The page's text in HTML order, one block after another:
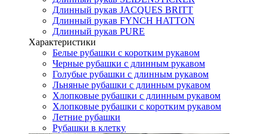
Длинный рукав JAСQUES BRITT
Длинный рукав FYNCH HATTON
Длинный рукав PURE
Характеристики
Белые рубашки с коротким рукавом
Черные рубашки с длинным рукавом
Голубые рубашки с длинным рукавом
Льняные рубашки с длинным рукавом
Хлопковые рубашки с длинным рукавом
Хлопковые рубашки с коротким рукавом
Летние рубашки
Рубашки в клетку